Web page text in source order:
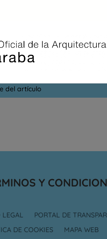
del artículo
Y
LEGAL PORTAL DE
DE COOKIES
MAPA WEB